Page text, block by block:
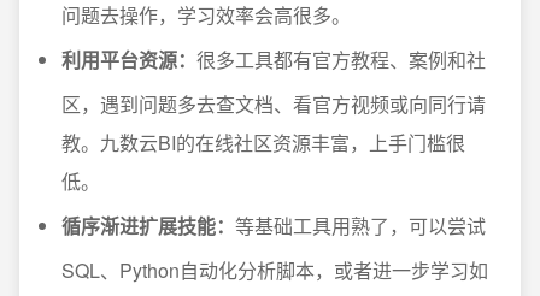
问题去操作，学习效率会高很多。
利用平台资源： 很多工具都有官方教程、案例和社
区，遇到问题多去查文档、看官方视频或向同行请
教。九数云BI的在线社区资源丰富，上手门槛很
低。
循序渐进扩展技能： 等基础工具用熟了，可以尝试
SQL、Python自动化分析脚本，或者进一步学习如